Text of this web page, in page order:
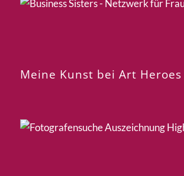
Meine Kunst bei Art Heroes